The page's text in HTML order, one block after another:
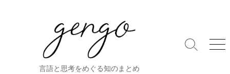
言語と思考をめぐる知のまとめ
検
メ